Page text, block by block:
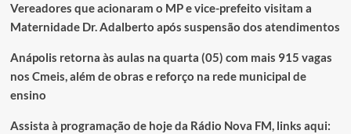
Vereadores que acionaram o MP e vice-prefeito visitam a
Maternidade Dr. Adalberto após suspensão dos atendimentos
Anápolis retorna às aulas na quarta (05) com mais 915 vagas
nos Cmeis, além de obras e reforço na rede municipal de
ensino
Assista à programação de hoje da Rádio Nova FM, links aqui: